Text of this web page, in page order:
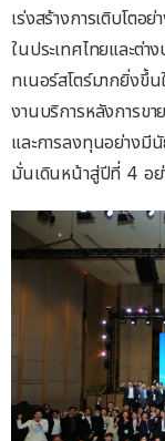
เร่งสร้างการเติบโตอ
ในประเทศไทยและต่า
ทเนอร์สโตร์มากยิ่งขึ้
งานบริการหลังการข
และการลงทุนอย่างมี
มั่นเดินหน้าสู่ปีที่ 4 อ